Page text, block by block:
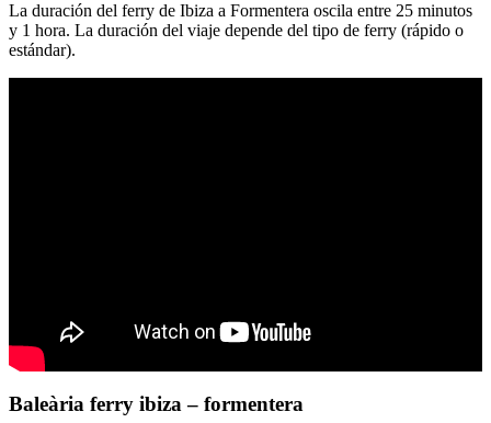
La duración del ferry de Ibiza a Formentera oscila entre 25 minutos
y 1 hora. La duración del viaje depende del tipo de ferry (rápido o
estándar).
Baleària ferry ibiza – formentera